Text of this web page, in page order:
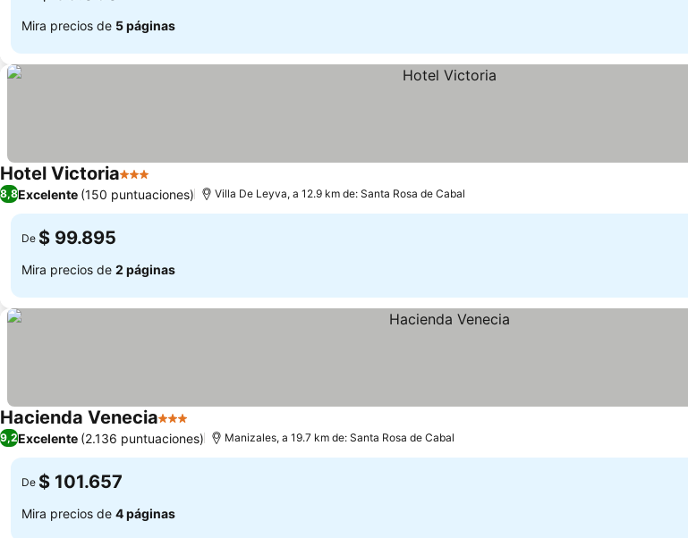
Mira precios de 5 páginas
Hotel Victoria3 Estrellas
8,8Excelente (150 puntuaciones) Villa De Leyva, a 12.9 km de: Santa Rosa de Cabal
De $ 99.895
Mira precios de 2 páginas
Hacienda Venecia3 Estrellas
9,2Excelente (2.136 puntuaciones) Manizales, a 19.7 km de: Santa Rosa de Cabal
De $ 101.657
Mira precios de 4 páginas